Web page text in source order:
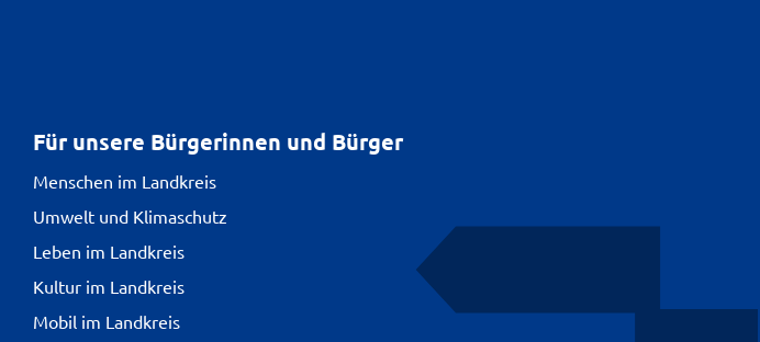
Für unsere Bürgerinnen und Bürger
Menschen im Landkreis
Umwelt und Klimaschutz
Leben im Landkreis
Kultur im Landkreis
Mobil im Landkreis